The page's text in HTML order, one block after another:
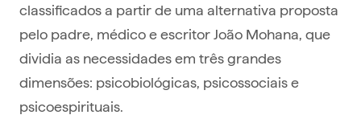
classificados a partir de uma alternativa proposta
pelo padre, médico e escritor João Mohana, que
dividia as necessidades em três grandes
dimensões: psicobiológicas, psicossociais e
psicoespirituais.